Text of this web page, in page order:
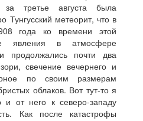
за третье августа была
Тунгусский метеорит, что в
года ко времени этой
явления в атмосфере
продолжались почти два
свечение вечернего и
по своим размерам
облаков. Вот тут-то я
и от него к северо-западу
Как после катастрофы